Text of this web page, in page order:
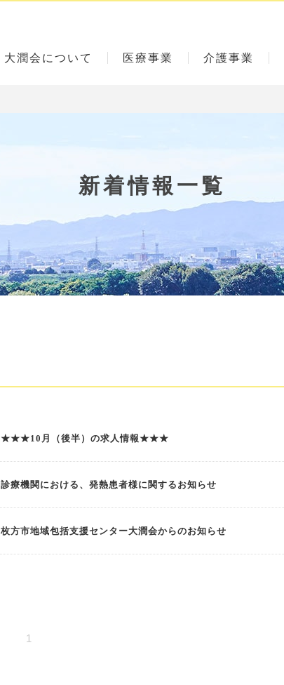
大潤会について 医療事業 介護事業
新着情報一覧
★★★10月（後半）の求人情報★★★
診療機関における、発熱患者様に関するお知らせ
枚方市地域包括支援センター大潤会からのお知らせ
1